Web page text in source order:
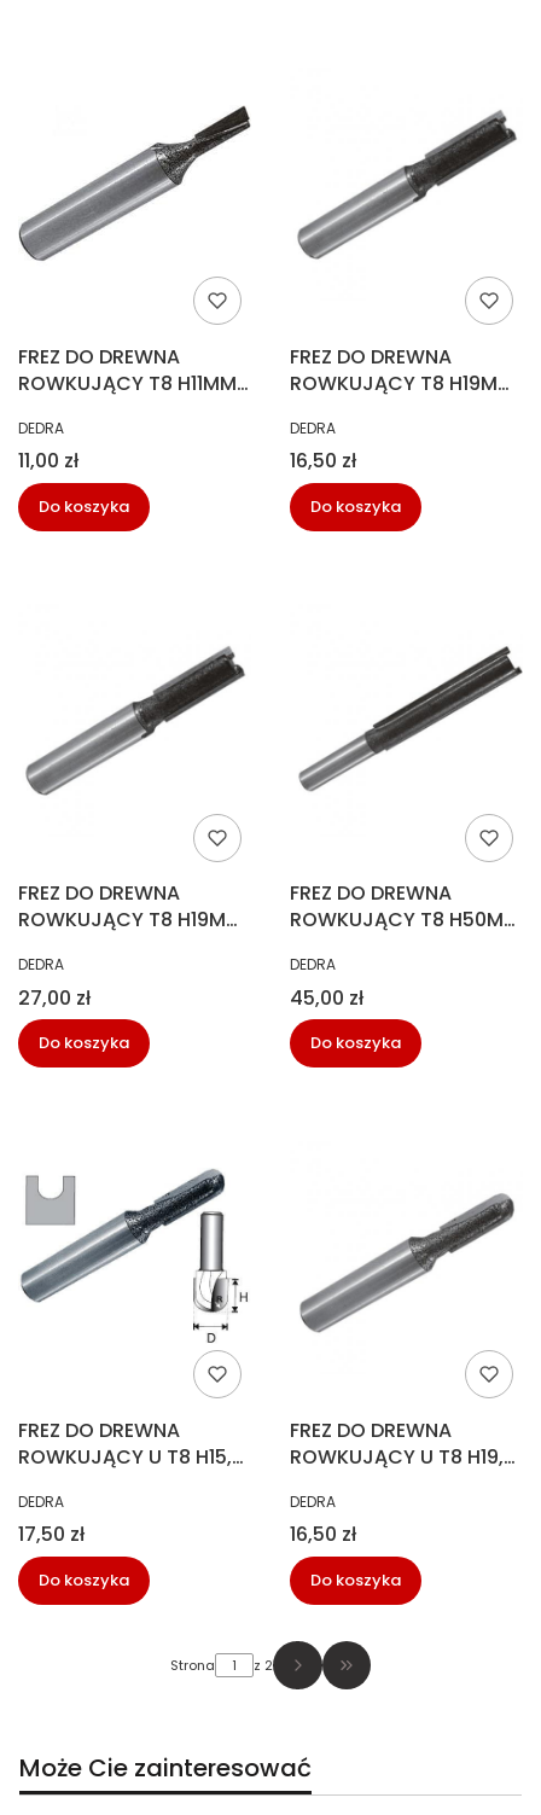
FREZ DO DREWNA
ROWKUJĄCY T8 H11MM
PRODUCENT
DEDRA
Cena
11,00 zł
Do koszyka
FREZ DO DREWNA
ROWKUJĄCY T8 H19MM
PRODUCENT
DEDRA
Cena
16,50 zł
Do koszyka
FREZ DO DREWNA
ROWKUJĄCY T8 H19MM
PRODUCENT
DEDRA
Cena
27,00 zł
Do koszyka
FREZ DO DREWNA
ROWKUJĄCY T8 H50MM
PRODUCENT
DEDRA
Cena
45,00 zł
Do koszyka
FREZ DO DREWNA
ROWKUJĄCY U T8 H15,5
PRODUCENT
DEDRA
Cena
17,50 zł
Do koszyka
FREZ DO DREWNA
ROWKUJĄCY U T8 H19,6
PRODUCENT
DEDRA
Cena
16,50 zł
Do koszyka
Strona z 2 Przejdź do ostatniej
Może Cie zainteresować